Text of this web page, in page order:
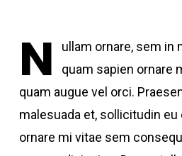
N
ullam ornare, sem in
quam sapien ornare
quam augue vel orci.
malesuada et, sollicitudin
ornare mi vitae sem